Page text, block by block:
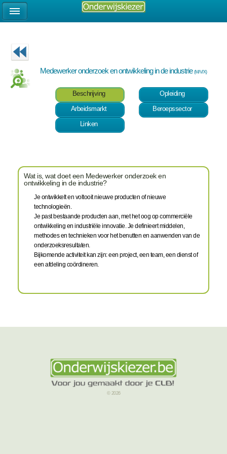
Medewerker onderzoek en ontwikkeling in de industrie(M/V/X)
Beschrijving
Opleiding
Arbeidsmarkt
Beroepssector
Linken
Wat is, wat doet een Medewerker onderzoek en
ontwikkeling in de industrie?
Je ontwikkelt en voltooit nieuwe producten of nieuwe
technologieën.
Je past bestaande producten aan, met het oog op commerciële
ontwikkeling en industriële innovatie. Je definieert middelen,
methodes en technieken voor het benutten en aanwenden van de
onderzoeksresultaten.
Bijkomende activiteit kan zijn: een project, een team, een dienst of
een afdeling coördineren.
© 2026